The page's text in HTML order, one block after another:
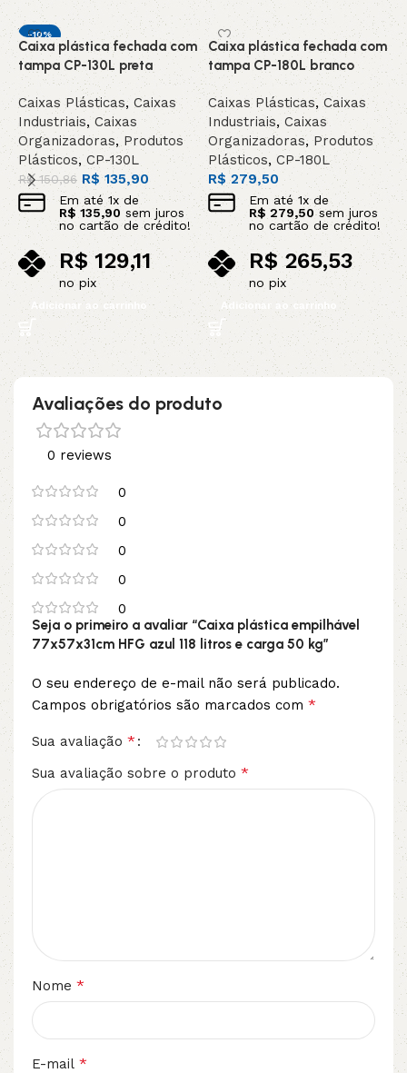
-10%
DESTAQUE
Caixa plástica fechada com
tampa CP-130L preta
Caixas Plásticas, Caixas
Industriais, Caixas
Organizadoras, Produtos
Plásticos,CP-130L
R$150,86 R$135,90
Em até1x de
R$ 135,90 sem juros
no cartão de crédito!
R$129,11
no pix
Adicionar ao carrinho
Caixa plástica fechada com
tampa CP-180L branco
Caixas Plásticas,Caixas
Industriais, Caixas
Organizadoras,Produtos
Plásticos, CP-180L
R$ 279,50
Em até 1x de
R$ 279,50sem juros
no cartão de crédito!
R$265,53
no pix
Adicionar ao carrinho
Avaliações do produto
0 reviews
0
0
0
0
0
Seja o primeiro a avaliar “Caixa plástica empilhável
77x57x31cm HFG azul 118 litros e carga 50 kg”
O seu endereço de e-mail não será publicado.
Campos obrigatórios são marcados com *
Sua avaliação *
Sua avaliação sobre o produto *
Nome *
E-mail *